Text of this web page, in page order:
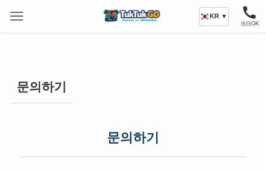
当日OK
KR ▼
문의하기
문의하기